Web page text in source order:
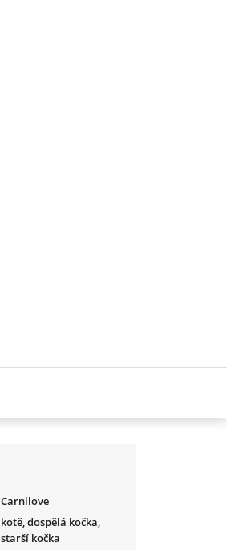
Carnilove
kotě, dospělá kočka,
starší kočka